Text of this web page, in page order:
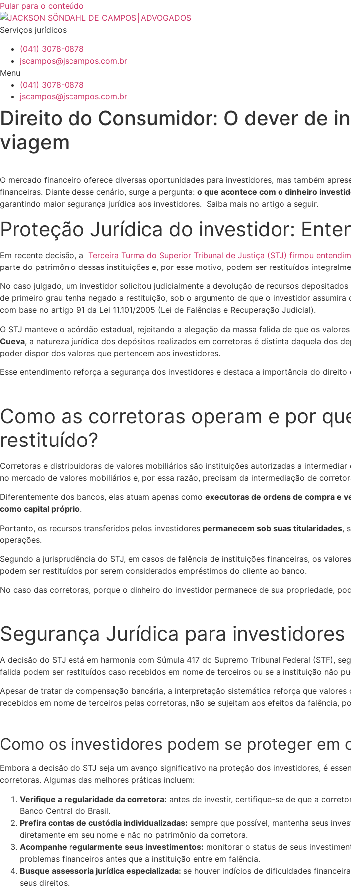
Pular para o conteúdo
Serviços jurídicos
(041) 3078-0878
jscampos@jscampos.com.br
Menu
(041) 3078-0878
jscampos@jscampos.com.br
Direito do Consumidor: O dever de
viagem
O mercado financeiro oferece diversas oportunidades para investidores, mas também
financeiras. Diante desse cenário, surge a pergunta: o que acontece com o dinheiro
garantindo maior segurança jurídica aos investidores. Saiba mais no artigo a seguir.
Proteção Jurídica do investidor:
Em recente decisão, a Terceira Turma do Superior Tribunal de Justiça (STJ) firmou
parte do patrimônio dessas instituições e, por esse motivo, podem ser restituídos
No caso julgado, um investidor solicitou judicialmente a devolução de recursos
de primeiro grau tenha negado a restituição, sob o argumento de que o investidor
com base no artigo 91 da Lei 11.101/2005 (Lei de Falências e Recuperação Judicial).
O STJ manteve o acórdão estadual, rejeitando a alegação da massa falida de que os
Cueva, a natureza jurídica dos depósitos realizados em corretoras é distinta daquela dos
poder dispor dos valores que pertencem aos investidores.
Esse entendimento reforça a segurança dos investidores e destaca a importância do
Como as corretoras operam e por
restituído?
Corretoras e distribuidoras de valores mobiliários são instituições autorizadas a
no mercado de valores mobiliários e, por essa razão, precisam da intermediação de
Diferentemente dos bancos, elas atuam apenas como executoras de ordens de compra e
como capital próprio.
Portanto, os recursos transferidos pelos investidores permanecem sob suas titularidades,
operações.
Segundo a jurisprudência do STJ, em casos de falência de instituições financeiras, os
podem ser restituídos por serem considerados empréstimos do cliente ao banco.
No caso das corretoras, porque o dinheiro do investidor permanece de sua propriedade,
Segurança Jurídica para investidores
A decisão do STJ está em harmonia com Súmula 417 do Supremo Tribunal Federal (STF),
falida podem ser restituídos caso recebidos em nome de terceiros ou se a instituição não
Apesar de tratar de compensação bancária, a interpretação sistemática reforça que
recebidos em nome de terceiros pelas corretoras, não se sujeitam aos efeitos da falência,
Como os investidores podem se proteger em
Embora a decisão do STJ seja um avanço significativo na proteção dos investidores, é
corretoras. Algumas das melhores práticas incluem:
Verifique a regularidade da corretora: antes de investir, certifique-se de que a
Banco Central do Brasil.
Prefira contas de custódia individualizadas: sempre que possível, mantenha seus
diretamente em seu nome e não no patrimônio da corretora.
Acompanhe regularmente seus investimentos: monitorar o status de seus
problemas financeiros antes que a instituição entre em falência.
Busque assessoria jurídica especializada: se houver indícios de dificuldades
seus direitos.